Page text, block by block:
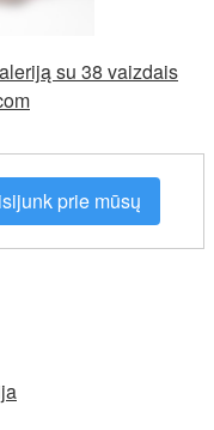
su 38 vaizdais
prie mūsų